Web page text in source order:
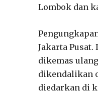
Lombok dan
Jakarta Pusat.
dikemas
dikendalikan
diedarkan di